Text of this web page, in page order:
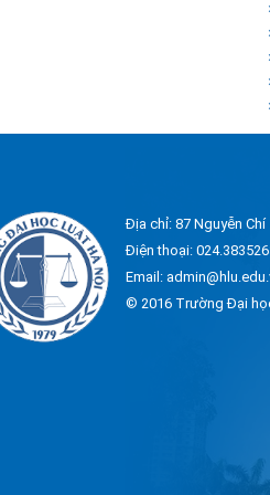
Địa chỉ: 87 Nguyễn Chí
Điện thoại:
Email:
© 2016 Trường Đại